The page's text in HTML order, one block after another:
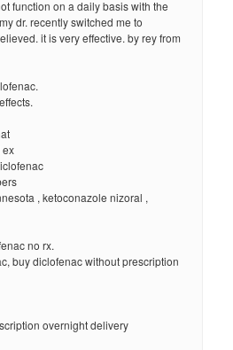
function on a daily basis with the
dr. recently switched me to
it is very effective. by rey from
ex
, ketoconazole nizoral ,
no rx.
buy diclofenac without prescription
overnight delivery